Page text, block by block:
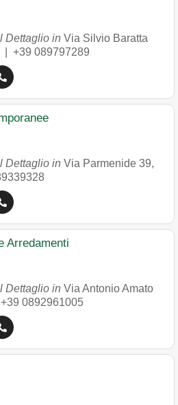
Dettaglio in Via Silvio Baratta
+39 089797289
Dettaglio in Via Parmenide 39,
Arredamenti
Dettaglio in Via Antonio Amato
+39 0892961005